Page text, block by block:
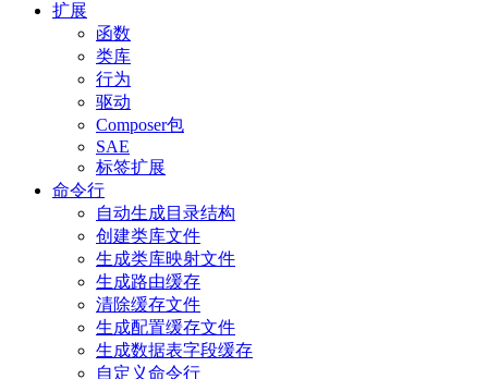
扩展
函数
类库
行为
驱动
Composer包
SAE
标签扩展
命令行
自动生成目录结构
创建类库文件
生成类库映射文件
生成路由缓存
清除缓存文件
生成配置缓存文件
生成数据表字段缓存
自定义命令行